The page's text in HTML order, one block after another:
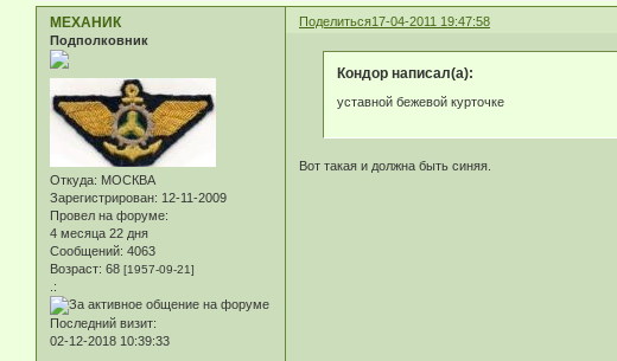
Поделиться17-04-2011 19:47:58
МЕХАНИК
Подполковник
Откуда: МОСКВА
Зарегистрирован: 12-11-2009
Провел на форуме:
4 месяца 22 дня
Сообщений: 4063
Возраст: 68 [1957-09-21]
.:
Последний визит:
02-12-2018 10:39:33
Кондор написал(а):
уставной бежевой курточке
Вот такая и должна быть синяя.